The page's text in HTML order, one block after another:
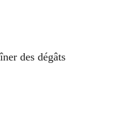
des dégâts